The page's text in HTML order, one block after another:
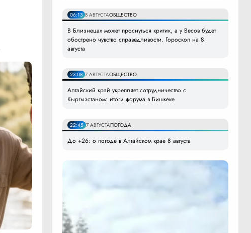
06:13 8 АВГУСТАОБЩЕСТВО
В Близнецах может проснуться критик, а у Весов будет
обострено чувство справедливости. Гороскоп на 8
августа
23:08 7 АВГУСТАОБЩЕСТВО
Алтайский край укрепляет сотрудничество с
Кыргызстаном: итоги форума в Бишкеке
22:45 7 АВГУСТАПОГОДА
До +26: о погоде в Алтайском крае 8 августа